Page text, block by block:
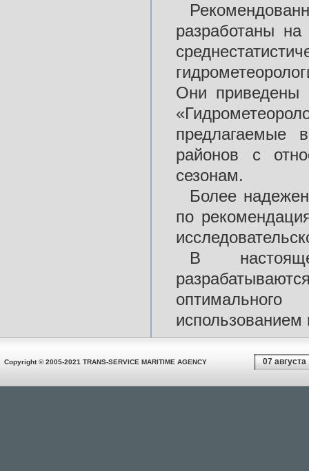
разработаны
Они приведены
районов с
сезонам.
Более
по
В
использованием
Copyright © 2005-2021 TRANS-SERVICE MARITIME AGENCY 07 августа